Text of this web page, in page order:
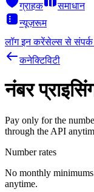
ग्राहक
समाधान
न्यूज़रूम
लॉग इन करेंसेल्स से
कनेक्टिविटी
नंबर
Pay only for the
through the API
Number rates
No monthly
anytime.